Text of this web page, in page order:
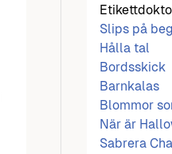
Slips på
Hålla tal
Bordsskick
Barnkalas
Blommor
När är
Sabrera